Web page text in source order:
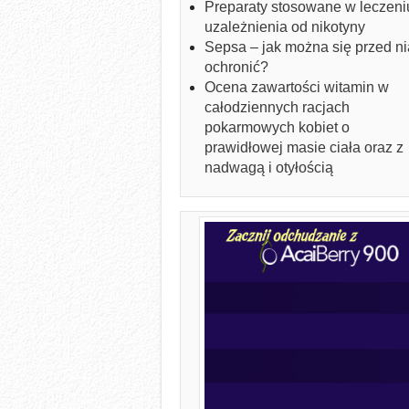
Preparaty stosowane w
uzależnienia od nikotyny
Sepsa – jak można się przed
ochronić?
Ocena zawartości witamin w
całodziennych racjach
pokarmowych kobiet o
prawidłowej masie ciała oraz z
nadwagą i otyłością